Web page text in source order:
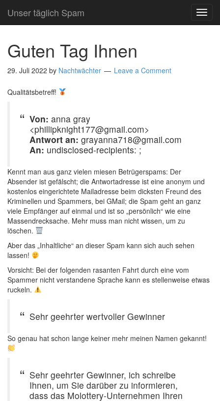
Unser täglich Spam
Guten Tag Ihnen
29. Juli 2022 by Nachtwächter Leave a Comment
Qualitätsbetreff!
Von: anna gray
<phillipknight177@gmail.com>
Antwort an: grayanna718@gmail.com
An: undisclosed-recipients: ;
Kennt man aus ganz vielen miesen Betrügerspams: Der
Absender ist gefälscht; die Antwortadresse ist eine anonym und
kostenlos eingerichtete Mailadresse beim dicksten Freund des
Kriminellen und Spammers, bei GMail; die Spam geht an ganz
viele Empfänger auf einmal und ist so „persönlich“ wie eine
Massendrecksache. Mehr muss man nicht wissen, um zu
löschen.
Aber das „Inhaltliche“ an dieser Spam kann sich auch sehen
lassen!
Vorsicht: Bei der folgenden rasanten Fahrt durch eine vom
Spammer nicht verstandene Sprache kann es stellenweise etwas
ruckeln.
Sehr geehrter wertvoller Gewinner
So genau hat schon lange keiner mehr meinen Namen gekannt!
Sehr geehrter Gewinner, ich schreibe
Ihnen, um Sie darüber zu informieren,
dass das Molottery-Unternehmen Ihren